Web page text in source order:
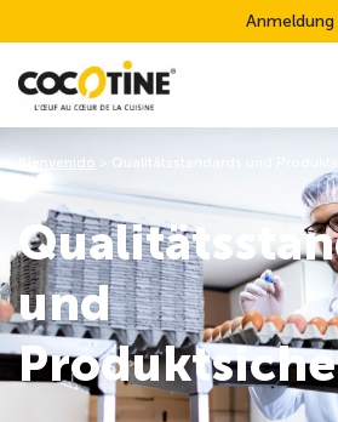
Anmeldung
und
Bienvenido > Qualitätsstandards und